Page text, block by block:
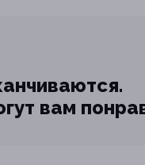
вам